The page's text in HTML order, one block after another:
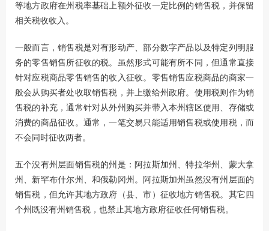
等地方政府在州税率基础上额外征收一定比例的销售税，并保留
相关税收收入。
一般而言，销售税是对有形动产、部分数字产品以及特定列明服
务的零售销售所征收的税。虽然形式可能有所不同，但通常直接
针对应税商品零售销售的收入征收。零售销售应税商品的商家一
般会从购买者处收取销售税，并上缴给州政府。使用税则作为销
售税的补充，通常针对从外州购买并带入本州辖区使用、存储或
消费的商品征收。通常，一笔交易只能适用销售税或使用税，而
不会同时征收两者。
五个没有州层面销售税的州是：阿拉斯加州、特拉华州、蒙大拿
州、新罕布什尔州、和俄勒冈州。阿拉斯加州虽然没有州层面的
销售税，但允许其地方政府（县、市）征收地方销售税。其它四
个州既没有州销售税，也禁止其地方政府征收任何销售税。